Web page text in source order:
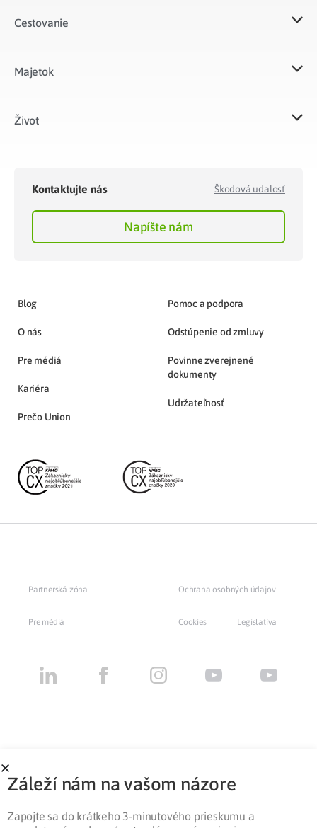
Cestovanie
Majetok​
Život​
Kontaktujte nás Škodová udalosť
Napíšte nám
Blog
O nás
Pre médiá
Kariéra
Prečo Union
Pomoc a podpora
Odstúpenie od zmluvy
Povinne zverejnené
dokumenty
Udržateľnosť
Partnerská zóna
Pre médiá
Ochrana osobných údajov
Cookies Legislatíva
Záleží nám na vašom názore
Zapojte sa do krátkeho 3-minutového prieskumu a